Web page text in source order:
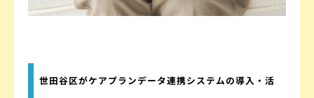
世田谷区がケアプランデータ連携システムの導入・活